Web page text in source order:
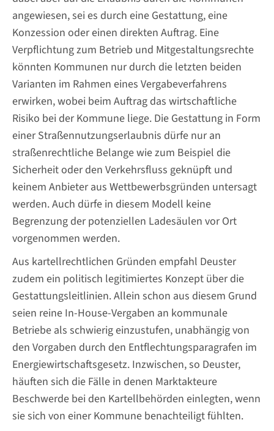
angewiesen, sei es durch eine Gestattung, eine
Konzession oder einen direkten Auftrag. Eine
Verpflichtung zum Betrieb und Mitgestaltungsrechte
könnten Kommunen nur durch die letzten beiden
Varianten im Rahmen eines Vergabeverfahrens
erwirken, wobei beim Auftrag das wirtschaftliche
Risiko bei der Kommune liege. Die Gestattung in Form
einer Straßennutzungserlaubnis dürfe nur an
straßenrechtliche Belange wie zum Beispiel die
Sicherheit oder den Verkehrsfluss geknüpft und
keinem Anbieter aus Wettbewerbsgründen untersagt
werden. Auch dürfe in diesem Modell keine
Begrenzung der potenziellen Ladesäulen vor Ort
vorgenommen werden.
Aus kartellrechtlichen Gründen empfahl Deuster
zudem ein politisch legitimiertes Konzept über die
Gestattungsleitlinien. Allein schon aus diesem Grund
seien reine In-House-Vergaben an kommunale
Betriebe als schwierig einzustufen, unabhängig von
den Vorgaben durch den Entflechtungsparagrafen im
Energiewirtschaftsgesetz. Inzwischen, so Deuster,
häuften sich die Fälle in denen Marktakteure
Beschwerde bei den Kartellbehörden einlegten, wenn
sie sich von einer Kommune benachteiligt fühlten.